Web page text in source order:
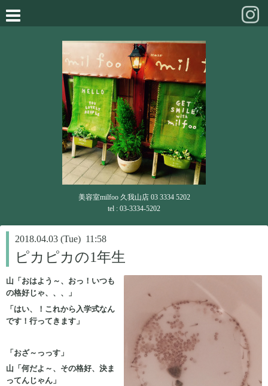
美容室milfoo 久我山店 03 3334 5202
tel : 03-3334-5202
2018.04.03 (Tue) 11:58
ピカピカの1年生
山「おはよう～、おっ！いつも
の格好じゃ、、、」
「はい、！これから入学式なん
です！行ってきます」
「おざ～っっす」
山「何だよ～、その格好、決ま
ってんじゃん」